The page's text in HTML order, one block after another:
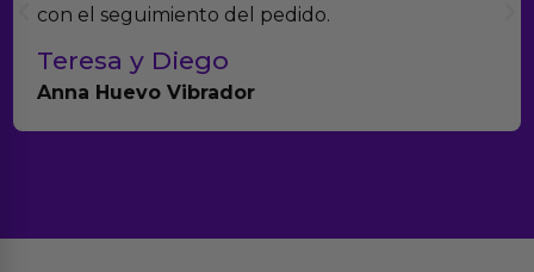
productos.
Paula A.
Brightpurple Vibrador y Rotador